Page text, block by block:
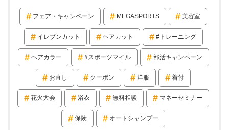
フェア・キャンペーン MEGASPORTS 美容室
イレブンカット ヘアカット #トレーニング
ヘアカラー #スポーツマイル 部活キャンペーン
お直し クーポン 洋服 着付
花火大会 浴衣 無料相談 マネーセミナー
保険 オートシャンプー